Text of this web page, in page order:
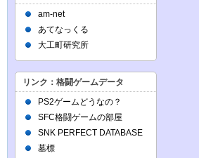
am-net
あてなっくる
大工町研究所
リンク：格闘ゲームデータ
PS2ゲームどうなの？
SFC格闘ゲームの部屋
SNK PERFECT DATABASE
墓標